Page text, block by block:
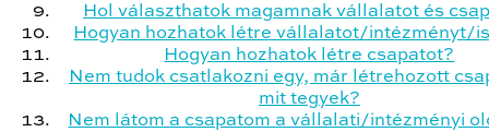
Hol választhatok magamnak vállalatot és
Hogyan hozhatok létre vállalatot/intézményt/
Hogyan hozhatok létre csapatot?
Nem tudok csatlakozni egy, már létrehozott
mit tegyek?
Nem látom a csapatom a vállalati/intézményi